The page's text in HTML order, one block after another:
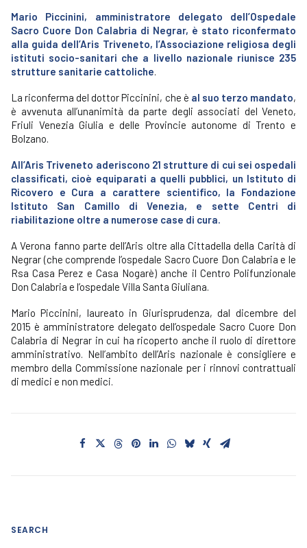
Mario Piccinini, amministratore delegato dell’Ospedale
Sacro Cuore Don Calabria di Negrar, è stato riconfermato
alla guida dell’Aris Triveneto, l’Associazione religiosa degli
istituti socio-sanitari che a livello nazionale riunisce 235
strutture sanitarie cattoliche.
La riconferma del dottor Piccinini, che è al suo terzo mandato,
è avvenuta all’unanimità da parte degli associati del Veneto,
Friuli Venezia Giulia e delle Provincie autonome di Trento e
Bolzano.
All’Aris Triveneto aderiscono 21 strutture di cui sei ospedali
classificati, cioè equiparati a quelli pubblici, un Istituto di
Ricovero e Cura a carattere scientifico, la Fondazione
Istituto San Camillo di Venezia, e sette Centri di
riabilitazione oltre a numerose case di cura.
A Verona fanno parte dell’Aris oltre alla Cittadella della Carità di
Negrar (che comprende l’ospedale Sacro Cuore Don Calabria e le
Rsa Casa Perez e Casa Nogarè) anche il Centro Polifunzionale
Don Calabria e l’ospedale Villa Santa Giuliana.
Mario Piccinini, laureato in Giurisprudenza, dal dicembre del
2015 è amministratore delegato dell’ospedale Sacro Cuore Don
Calabria di Negrar in cui ha ricoperto anche il ruolo di direttore
amministrativo. Nell’ambito dell’Aris nazionale è consigliere e
membro della Commissione nazionale per i rinnovi contrattuali
di medici e non medici.
SEARCH